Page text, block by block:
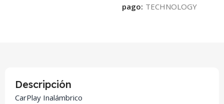
pago:
Descripción
CarPlay Inalámbrico